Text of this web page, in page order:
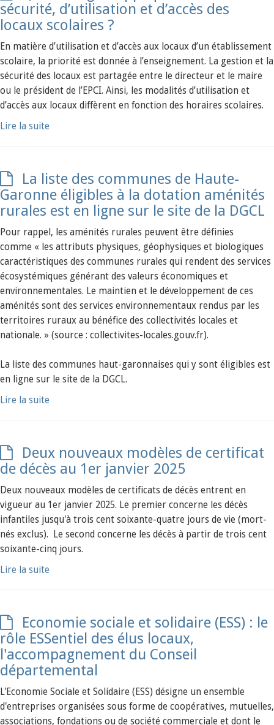
sécurité, d’utilisation et d’accès des
locaux scolaires ?
En matière d’utilisation et d’accès aux locaux d’un établissement
scolaire, la priorité est donnée à l’enseignement. La gestion et la
sécurité des locaux est partagée entre le directeur et le maire
ou le président de l’EPCI. Ainsi, les modalités d’utilisation et
d’accès aux locaux diffèrent en fonction des horaires scolaires.
Lire la suite
La liste des communes de Haute-
Garonne éligibles à la dotation aménités
rurales est en ligne sur le site de la DGCL
Pour rappel, les aménités rurales peuvent être définies
comme « les attributs physiques, géophysiques et biologiques
caractéristiques des communes rurales qui rendent des services
écosystémiques générant des valeurs économiques et
environnementales. Le maintien et le développement de ces
aménités sont des services environnementaux rendus par les
territoires ruraux au bénéfice des collectivités locales et
nationale. » (source : collectivites-locales.gouv.fr).
La liste des communes haut-garonnaises qui y sont éligibles est
en ligne sur le site de la DGCL.
Lire la suite
Deux nouveaux modèles de certificat
de décès au 1er janvier 2025
Deux nouveaux modèles de certificats de décès entrent en
vigueur au 1er janvier 2025. Le premier concerne les décès
infantiles jusqu'à trois cent soixante-quatre jours de vie (mort-
nés exclus). Le second concerne les décès à partir de trois cent
soixante-cinq jours.
Lire la suite
Economie sociale et solidaire (ESS) : le
rôle ESSentiel des élus locaux,
l'accompagnement du Conseil
départemental
L'Economie Sociale et Solidaire (ESS) désigne un ensemble
d'entreprises organisées sous forme de coopératives, mutuelles,
associations, fondations ou de société commerciale et dont le